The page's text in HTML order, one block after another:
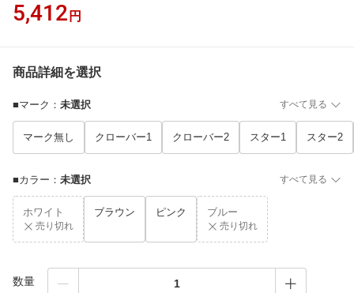
5,412 円
商品詳細を選択
■マーク ： 未選択 すべて見る
マーク無し クローバー1 クローバー2 スター1 スター2
■カラー ： 未選択 すべて見る
ホワイト
売り切れ
ブラウン ピンク ブルー
売り切れ
数量